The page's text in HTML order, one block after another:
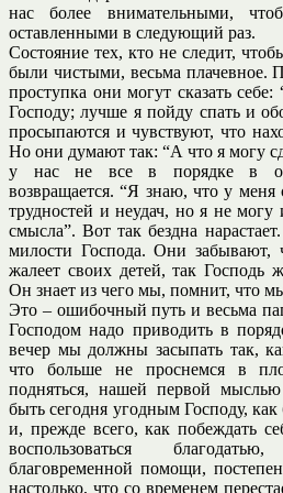
нас более внимательными,
оставленными в следующий раз.
Состояние тех, кто не следит,
были чистыми, весьма плачевное.
проступка они могут сказать
Господу; лучше я пойду спать и
просыпаются и чувствуют, что
Но они думают так: “А что я могу
у нас не все в порядке в
возвращается. “Я знаю, что у меня
трудностей и неудач, но я не
смысла”. Вот так бездна
милости Господа. Они забывают,
жалеет своих детей, так Господь
Он знает из чего мы, помнит, что
Это – ошибочный путь и весьма
Господом надо приводить в
вечер мы должны засыпать так,
что больше не проснемся в
подняться, нашей первой
быть сегодня угодным Господу,
и, прежде всего, как побеждать
воспользоваться
благовременной помощи,
настолько, что со временем